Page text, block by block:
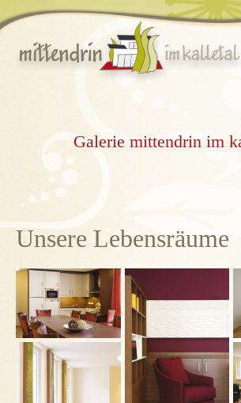
Galerie mittendrin im
Unsere Lebensräume